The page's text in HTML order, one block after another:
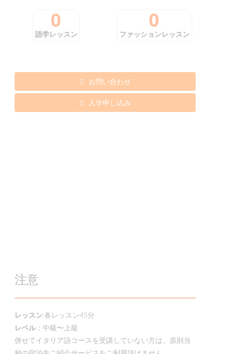
0
語学レッスン
0
ファッションレッスン
お問い合わせ
入学申し込み
注意
レッスン:各レッスン45分
レベル：中級〜上級
併せてイタリア語コースを受講していない方は、原則当